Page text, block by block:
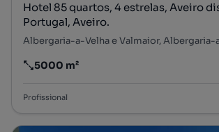
Hotel 85 quartos, 4 estrelas, Aveiro
Portugal, Aveiro.
Albergaria-a-Velha e Valmaior, Albergaria-
Preço por metro quadrado
5000 m²
Profissional